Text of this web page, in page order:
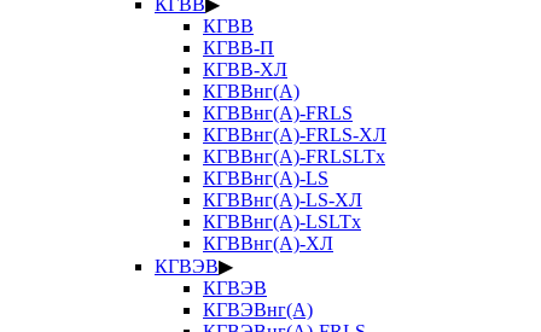
КГВВ▶
КГВВ
КГВВ-П
КГВВ-ХЛ
КГВВнг(А)
КГВВнг(А)-FRLS
КГВВнг(А)-FRLS-ХЛ
КГВВнг(А)-FRLSLTx
КГВВнг(А)-LS
КГВВнг(А)-LS-ХЛ
КГВВнг(А)-LSLTx
КГВВнг(А)-ХЛ
КГВЭВ▶
КГВЭВ
КГВЭВнг(А)